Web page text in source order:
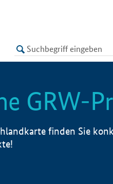
LISTE
GRW-
finden Sie